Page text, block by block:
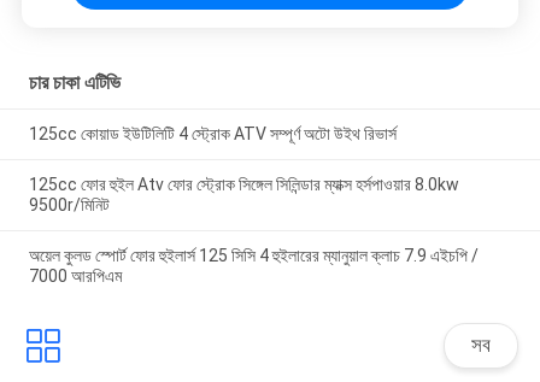
চার চাকা এটিভি
125cc কোয়াড ইউটিলিটি 4 স্ট্রোক ATV সম্পূর্ণ অটো উইথ রিভার্স
125cc ফোর হুইল Atv ফোর স্ট্রোক সিঙ্গেল সিলিন্ডার ম্যাক্স হর্সপাওয়ার 8.0kw
9500r/মিনিট
অয়েল কুলড স্পোর্ট ফোর হুইলার্স 125 সিসি 4 হুইলারের ম্যানুয়াল ক্লাচ 7.9 এইচপি /
7000 আরপিএম
সব